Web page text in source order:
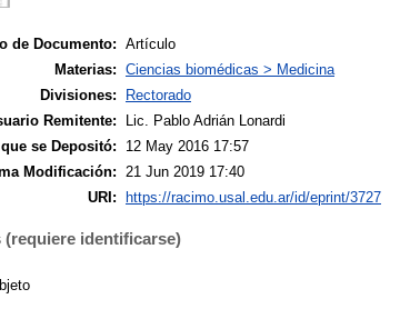
de Documento:
Artículo
Materias: Ciencias biomédicas > Medicina
Divisiones:
Rectorado
Remitente:
Lic. Pablo Adrián Lonardi
se Depositó:
12 May 2016 17:57
Modificación:
21 Jun 2019 17:40
URI:
https://racimo.usal.edu.ar/id/eprint/3727
(requiere identificarse)